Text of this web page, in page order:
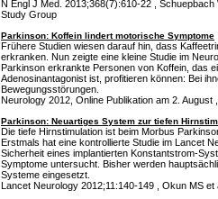
N Engl J Med. 2013;368(7):610-22 , Schuepbach
Study Group
Parkinson: Koffein lindert motorische Symptome
Frühere Studien wiesen darauf hin, dass
erkranken. Nun zeigte eine kleine Studie im
Parkinson erkrankte Personen von Koffein, das
Adenosinantagonist ist, profitieren können: Bei
Bewegungsstörungen.
Neurology 2012, Online Publikation am 2. August
Parkinson: Neuartiges System zur tiefen
Die tiefe Hirnstimulation ist beim Morbus
Erstmals hat eine kontrollierte Studie im Lancet
Sicherheit eines implantierten Konstantstrom-
Symptome untersucht. Bisher werden
Systeme eingesetzt.
Lancet Neurology 2012;11:140-149 , Okun MS